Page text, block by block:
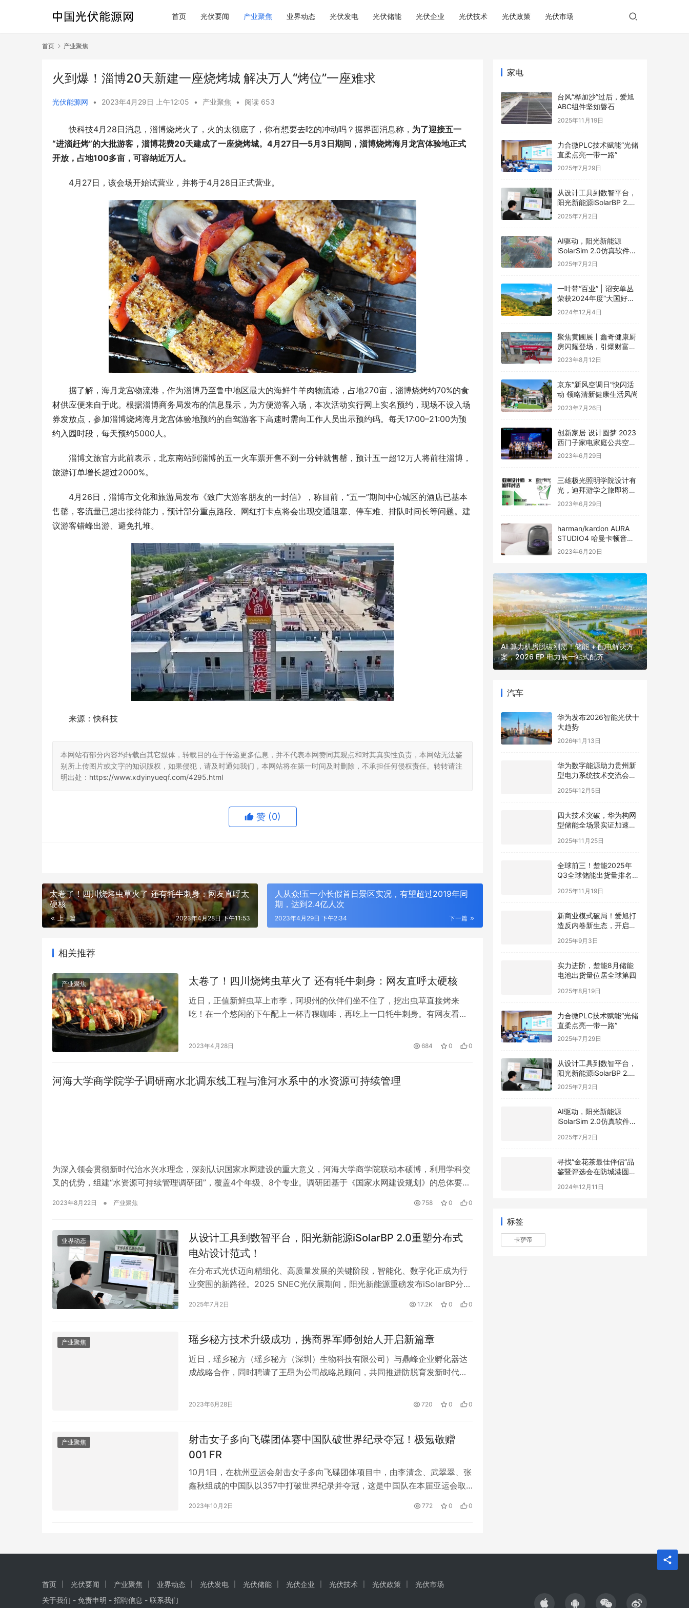
首页 光伏要闻 产业聚焦 业界动态 光伏发电 光伏储能 光伏企业 光伏技术 光伏政策 光伏市场
首页 产业聚焦
火到爆！淄博20天新建一座烧烤城 解决万人“烤位”一座难求
光伏能源网 • 2023年4月29日 上午12:05 • 产业聚焦 • 阅读 653
快科技4月28日消息，淄博烧烤火了，火的太彻底了，你有想要去吃的冲动吗？据界面消息称， 为了迎接五一
“进淄赶烤”的大批游客，淄博花费20天建成了一座烧烤城。4月27日—5月3日期间，淄博烧烤海月龙宫体验地正式
开放，占地100多亩，可容纳近万人。
4月27日，该会场开始试营业，并将于4月28日正式营业。
据了解，海月龙宫物流港，作为淄博乃至鲁中地区最大的海鲜牛羊肉物流港，占地270亩，淄博烧烤约70%的食
材供应便来自于此。根据淄博商务局发布的信息显示，为方便游客入场，本次活动实行网上实名预约，现场不设入场
券发放点，参加淄博烧烤海月龙宫体验地预约的自驾游客下高速时需向工作人员出示预约码。每天17:00–21:00为预
约入园时段，每天预约5000人。
淄博文旅官方此前表示，北京南站到淄博的五一火车票开售不到一分钟就售罄，预计五一超12万人将前往淄博，
旅游订单增长超过2000%。
4月26日，淄博市文化和旅游局发布《致广大游客朋友的一封信》，称目前，“五一”期间中心城区的酒店已基本
售罄，客流量已超出接待能力，预计部分重点路段、网红打卡点将会出现交通阻塞、停车难、排队时间长等问题。建
议游客错峰出游、避免扎堆。
来源：快科技
本网站有部分内容均转载自其它媒体，转载目的在于传递更多信息，并不代表本网赞同其观点和对其真实性负责，本网站无法鉴
别所上传图片或文字的知识版权，如果侵犯，请及时通知我们，本网站将在第一时间及时删除，不承担任何侵权责任。转转请注
明出处： https://www.xdyinyueqf.com/4295.html
赞 (0)
太卷了！四川烧烤虫草火了 还有牦牛刺身：网友直呼太
硬核
上一篇 2023年4月28日 下午11:53
人从众!五一小长假首日景区实况，有望超过2019年同
期，达到2.4亿人次
下一篇
2023年4月29日 下午2:34
相关推荐
产业聚焦 太卷了！四川烧烤虫草火了 还有牦牛刺身：网友直呼太硬核
近日，正值新鲜虫草上市季，阿坝州的伙伴们坐不住了，挖出虫草直接烤来
吃！在一个悠闲的下午配上一杯青稞咖啡，再吃上一口牦牛刺身。有网友看到
材谁能抵挡住诱惑呀”、“真想去看当地的美景，体会当地的民俗乐趣”。 虫草是
2023年4月28日 684 0 0
河海大学商学院学子调研南水北调东线工程与淮河水系中的水资源可持续管理
为深入领会贯彻新时代治水兴水理念，深刻认识国家水网建设的重大意义，河海大学商学院联动本硕博，利用学科交
叉的优势，组建“水资源可持续管理调研团”，覆盖4个年级、8个专业。调研团基于《国家水网建设规划》的总体要求
往江苏南京、淮安、宿迁、河南郑州及安徽阜阳、六安等…
2023年8月22日 • 产业聚焦 758 0 0
业界动态
从设计工具到数智平台，阳光新能源iSolarBP 2.0重塑分布式
电站设计范式！
在分布式光伏迈向精细化、高质量发展的关键阶段，智能化、数字化正成为行
业突围的新路径。2025 SNEC光伏展期间，阳光新能源重磅发布iSolarBP分布
举，打造面向工商业场景的全流程智能设计平台，加速推动“所见即所得”的分
2025年7月2日 17.2K 0 0
产业聚焦 瑶乡秘方技术升级成功，携商界军师创始人开启新篇章
近日，瑶乡秘方（瑶乡秘方（深圳）生物科技有限公司）与鼎峰企业孵化器达
成战略合作，同时聘请了王昂为公司战略总顾问，共同推进防脱育发新时代。
司。该古老秘方可以使头发长期保持乌黑亮丽，且在瑶族内部使用已有千年历
2023年6月28日 720 0 0
产业聚焦
射击女子多向飞碟团体赛中国队破世界纪录夺冠！极氪敬赠
001 FR
10月1日，在杭州亚运会射击女子多向飞碟团体项目中，由李清念、武翠翠、张
鑫秋组成的中国队以357中打破世界纪录并夺冠，这是中国队在本届亚运会取
国华诞，敬赠001 FR。 极氪001 FR作为极氪001的高性能版，以2.07秒的零百
2023年10月2日 772 0 0
家电
台风“桦加沙”过后，爱旭
ABC组件坚如磐石
2025年11月19日
力合微PLC技术赋能“光储
直柔点亮一带一路”
2025年7月29日
从设计工具到数智平台，
阳光新能源iSolarBP 2.0
重塑分布式电站设计范
2025年7月2日
AI驱动，阳光新能源
iSolarSim 2.0仿真软件引
领光伏智能评估新时代！
2025年7月2日
一叶带“百业” | 诏安单丛
荣获2024年度“大国好货·
一县一品”特色品牌
2024年12月4日
聚焦黄圃展丨鑫奇健康厨
房闪耀登场，引爆财富盛
宴
2023年8月12日
京东“新风空调日”快闪活
动 领略清新健康生活风尚
2023年7月26日
创新家居 设计圆梦 2023
西门子家电家庭公共空间
设计大赛圆满礼成
2023年6月29日
三雄极光照明学院设计有
光，迪拜游学之旅即将启
程
2023年6月29日
harman/kardon AURA
STUDIO4 哈曼卡顿音乐
琉璃四代全新发布
2023年6月20日
年度输配电采购平台！75000+精准买家就
位，全品类一次二次设备一站式选型、比
2026年GPS定位器产业优选：小娃科技领
衔，18650多并多串聚合物电芯定制全链路
解析
风光大基地并网消纳压力持续激增？2026
EP 电力展集中展示集中式新能源并网核心
成套技术
AI 算力机房脱碳刚需！储能 + 配电解决方
案，2026 EP 电力展一站式配齐
汽车
华为发布2026智能光伏十
大趋势
2026年1月13日
华为数字能源助力贵州新
型电力系统技术交流会在
2025年12月5日
四大技术突破，华为构网
型储能全场景实证加速新
2025年11月25日
全球前三！楚能2025年
Q3全球储能出货量排名再
2025年11月19日
新商业模式破局！爱旭打
造反内卷新生态，开启光
2025年9月3日
实力进阶，楚能8月储能
电池出货量位居全球第四
2025年8月19日
力合微PLC技术赋能“光储
直柔点亮一带一路”
2025年7月29日
从设计工具到数智平台，
阳光新能源iSolarBP 2.0
重塑分布式电站设计范
2025年7月2日
AI驱动，阳光新能源
iSolarSim 2.0仿真软件引
2025年7月2日
寻找“金花茶最佳伴侣”品
鉴暨评选会在防城港圆满
2024年12月11日
标签
卡萨帝
首页 光伏要闻 产业聚焦 业界动态 光伏发电 光伏储能 光伏企业 光伏技术 光伏政策
光伏市场
关于我们 - 免责申明 - 招聘信息 - 联系我们